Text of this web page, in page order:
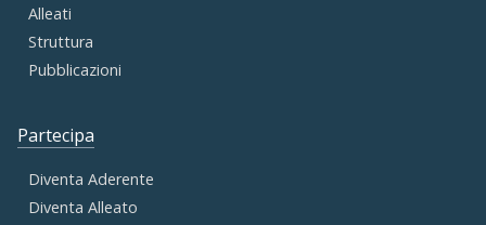
Alleati
Struttura
Pubblicazioni
Partecipa
Diventa Aderente
Diventa Alleato